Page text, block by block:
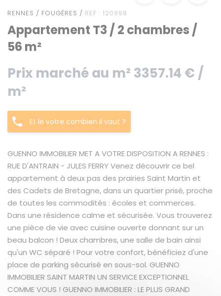
RENNES / FOUGÈRES / REF : 120998
Appartement T3 / 2 chambres /
56 m²
Prix marché au m² 3357.14 € /
m²
Et le votre combien il vaut ?
GUENNO IMMOBILIER MET A VOTRE DISPOSITION A RENNES :
RUE D'ANTRAIN - JULES FERRY Venez découvrir ce bel
appartement à deux pas des prairies Saint Martin et
des Cadets de Bretagne, dans un quartier prisé, proche
de toutes les commodités : écoles et commerces.
Dans une résidence calme et sécurisée. Vous trouverez
une pièce de vie avec cuisine ouverte donnant sur un
beau balcon ! Deux chambres, une salle de bain ainsi
qu'un WC séparé ! Pour votre confort, bénéficiez d'une
place de parking sécurisé en sous-sol. GUENNO
IMMOBILIER SAINT MARTIN UN SERVICE EXCEPTIONNEL
COMME VOUS ! GUENNO IMMOBILIER : LE PLUS GRAND